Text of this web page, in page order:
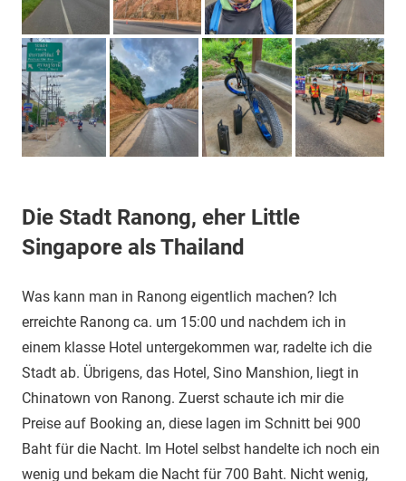
Die Stadt Ranong, eher Little
Singapore als Thailand
Was kann man in Ranong eigentlich machen? Ich
erreichte Ranong ca. um 15:00 und nachdem ich in
einem klasse Hotel untergekommen war, radelte ich die
Stadt ab. Übrigens, das Hotel, Sino Manshion, liegt in
Chinatown von Ranong. Zuerst schaute ich mir die
Preise auf Booking an, diese lagen im Schnitt bei 900
Baht für die Nacht. Im Hotel selbst handelte ich noch ein
wenig und bekam die Nacht für 700 Baht. Nicht wenig,